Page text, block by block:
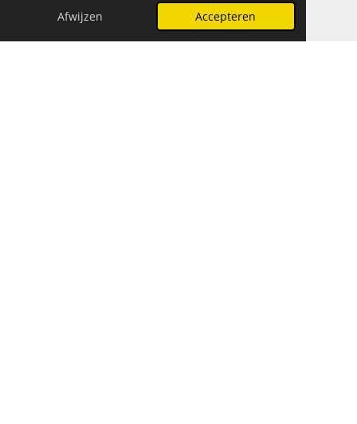
Afwijzen Accepteren
E-mailadres